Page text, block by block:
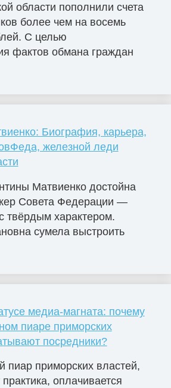
области пополнили счета
более чем на восемь
С целью
фактов обмана граждан
Биография, карьера,
железной леди
Матвиенко достойна
Совета Федерации —
твёрдым характером.
сумела выстроить
медиа-магната: почему
пиаре приморских
посредники?
пиар приморских властей,
оплачивается